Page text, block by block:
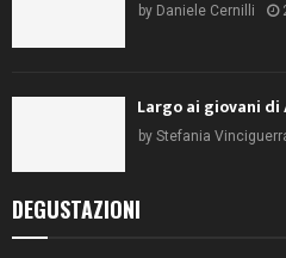
by Daniele Cernilli
Largo ai giovani di
by Stefania
DEGUSTAZIONI